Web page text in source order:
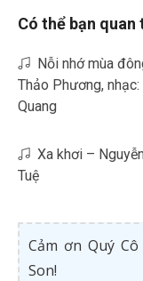
Có thể bạn quan
Nỗi nhớ mùa
Thảo Phương, nhạc:
Quang
Xa khơi –
Tuệ
Cảm ơn Quý
Son!